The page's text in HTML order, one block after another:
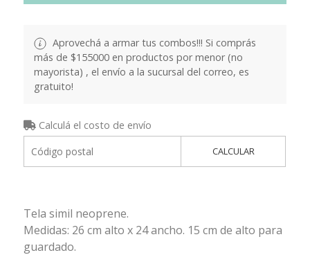
Aprovechá a armar tus combos!!! Si comprás
más de $155000 en productos por menor (no
mayorista) , el envío a la sucursal del correo, es
gratuito!
Calculá el costo de envío
CALCULAR
Tela simil neoprene.
Medidas: 26 cm alto x 24 ancho. 15 cm de alto para
guardado.